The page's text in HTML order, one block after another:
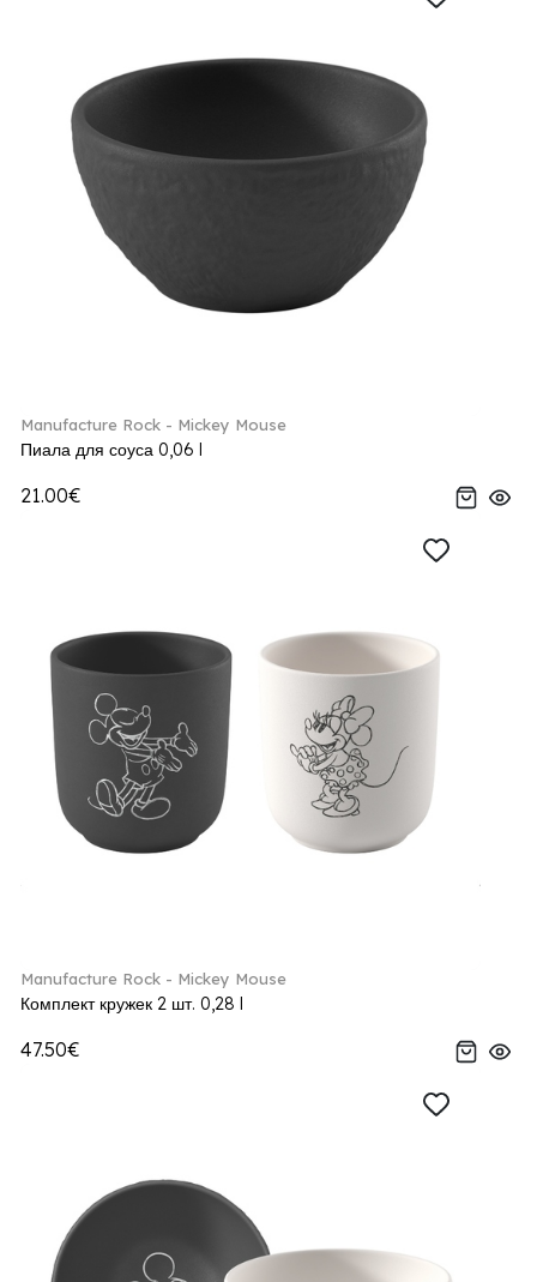
Manufacture Rock - Mickey Mouse
Пиала для соуса 0,06 l
21.00€
Manufacture Rock - Mickey Mouse
Комплект кружек 2 шт. 0,28 l
47.50€